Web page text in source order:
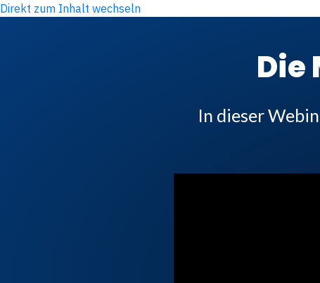
Direkt zum Inhalt wechseln
Die
In dieser